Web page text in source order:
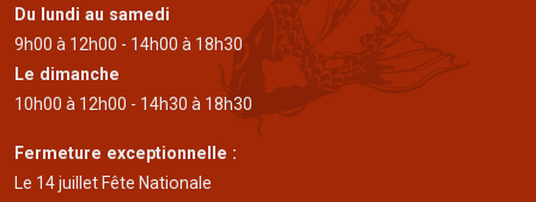
Du lundi au samedi
9h00 à 12h00 - 14h00 à 18h30
Le dimanche
10h00 à 12h00 - 14h30 à 18h30
Fermeture exceptionnelle :
Le 14 juillet Fête Nationale